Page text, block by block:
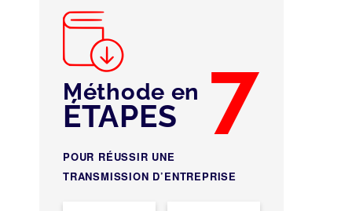
Méthode en 7
ÉTAPES
POUR RÉUSSIR UNE
TRANSMISSION D’ENTREPRISE